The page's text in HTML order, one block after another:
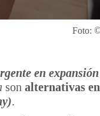
Foto:
en
son alternativas
.